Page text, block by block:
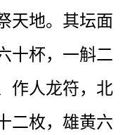
天地。其坛面
十杯，一斛二
作人龙符，北
二枚，雄黄六